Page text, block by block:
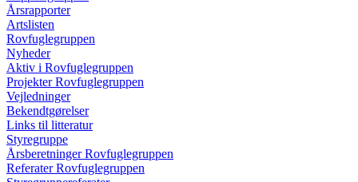
Årsrapporter
Artslisten
Rovfuglegruppen
Nyheder
Aktiv i Rovfuglegruppen
Projekter Rovfuglegruppen
Vejledninger
Bekendtgørelser
Links til litteratur
Styregruppe
Årsberetninger Rovfuglegruppen
Referater Rovfuglegruppen